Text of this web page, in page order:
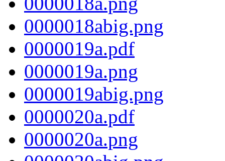
0000018abig.png
0000019a.pdf
0000019a.png
0000019abig.png
0000020a.pdf
0000020a.png